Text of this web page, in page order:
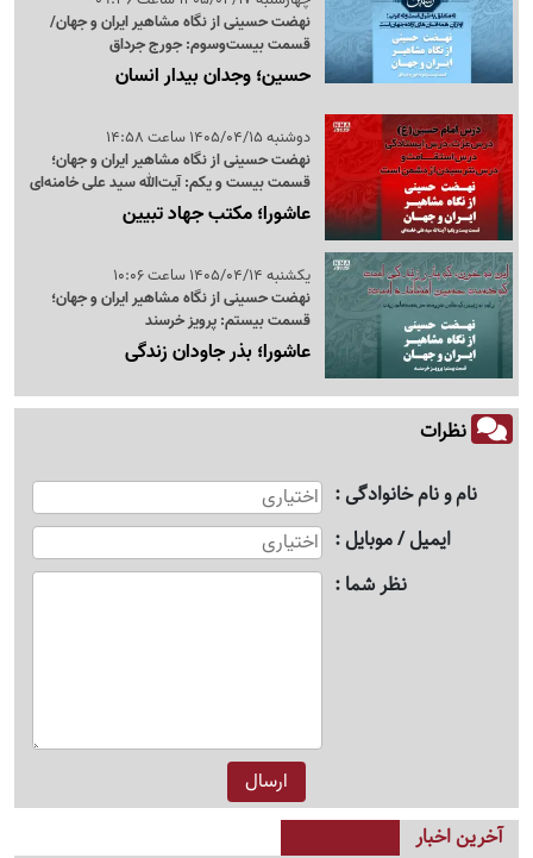
نهضت حسینی از نگاه مشاهیر ایران و جهان/
قسمت بیست‌وسوم: جورج جرداق
حسین؛ وجدان بیدار انسان
دوشنبه 1405/04/15 ساعت 14:58
نهضت حسینی از نگاه مشاهیر ایران و جهان؛
قسمت بیست و یکم: آیت‌الله سید علی خامنه‌ای
عاشورا؛ مکتب جهاد تبیین
یکشنبه 1405/04/14 ساعت 10:06
نهضت حسینی از نگاه مشاهیر ایران و جهان؛
قسمت بیستم: پرویز خرسند
عاشورا؛ بذر جاودان زندگی
نظرات
نام و نام خانوادگی
ایمیل / موبایل
نظر شما
آخرین اخبار